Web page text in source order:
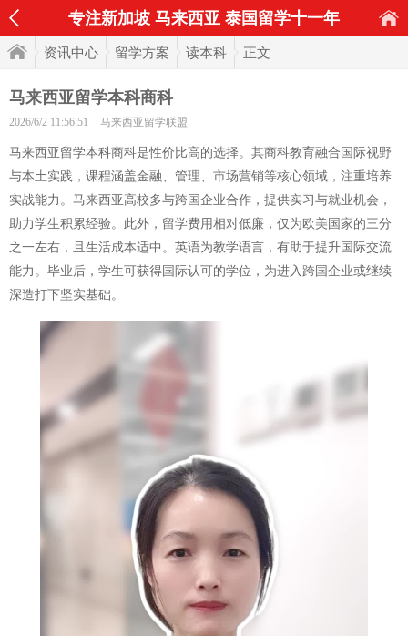
专注新加坡 马来西亚 泰国留学十一年
资讯中心 留学方案 读本科 正文
马来西亚留学本科商科
2026/6/2 11:56:51 马来西亚留学联盟
马来西亚留学本科商科是性价比高的选择。其商科教育融合国际视野
与本土实践，课程涵盖金融、管理、市场营销等核心领域，注重培养
实战能力。马来西亚高校多与跨国企业合作，提供实习与就业机会，
助力学生积累经验。此外，留学费用相对低廉，仅为欧美国家的三分
之一左右，且生活成本适中。英语为教学语言，有助于提升国际交流
能力。毕业后，学生可获得国际认可的学位，为进入跨国企业或继续
深造打下坚实基础。